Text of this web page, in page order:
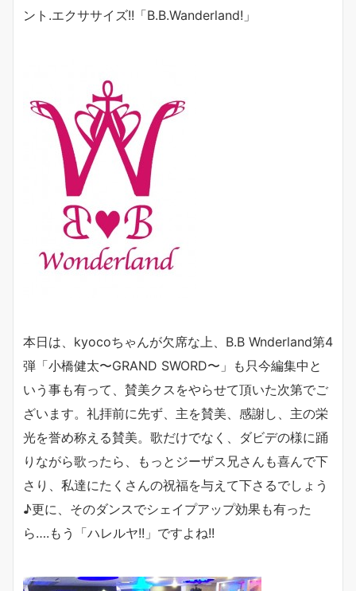
ント .エクササイズ!! 「B.B.Wanderland! 」
本日は、kyocoちゃんが欠席な上、B.B Wnderland第4
弾「小橋健太〜GRAND SWORD〜」も只今編集中と
いう事も有って、賛美クスをやらせて頂いた次第でご
ざいます。礼拝前に先ず、主を賛美、感謝し、主の栄
光を誉め称える賛美。歌だけでなく、ダビデの様に踊
りながら歌ったら、もっとジーザス兄さんも喜んで下
さり、私達にたくさんの祝福を与えて下さるでしょう
♪更に、そのダンスでシェイプアップ効果も有った
ら….もう「ハレルヤ!!」ですよね!!